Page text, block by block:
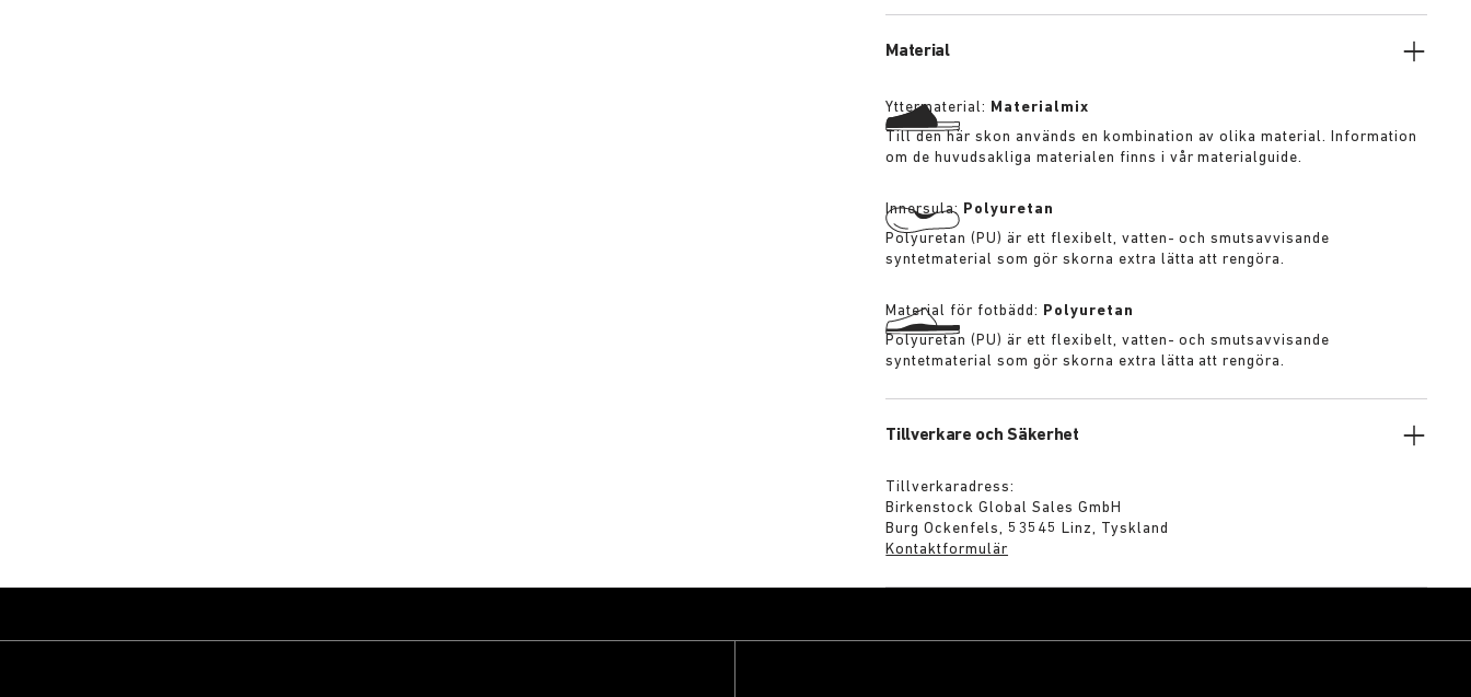
Material
Yttermaterial: Materialmix
Till den här skon används en kombination av olika material. Information
om de huvudsakliga materialen finns i vår materialguide.
Innersula: Polyuretan
Polyuretan (PU) är ett flexibelt, vatten- och smutsavvisande
syntetmaterial som gör skorna extra lätta att rengöra.
Material för fotbädd: Polyuretan
Polyuretan (PU) är ett flexibelt, vatten- och smutsavvisande
syntetmaterial som gör skorna extra lätta att rengöra.
Tillverkare och Säkerhet
Tillverkaradress:
Birkenstock Global Sales GmbH
Burg Ockenfels, 53545 Linz, Tyskland
Kontaktformulär